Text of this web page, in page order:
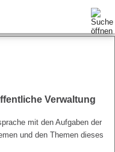
Verwaltung
mit den Aufgaben der
und den Themen dieses